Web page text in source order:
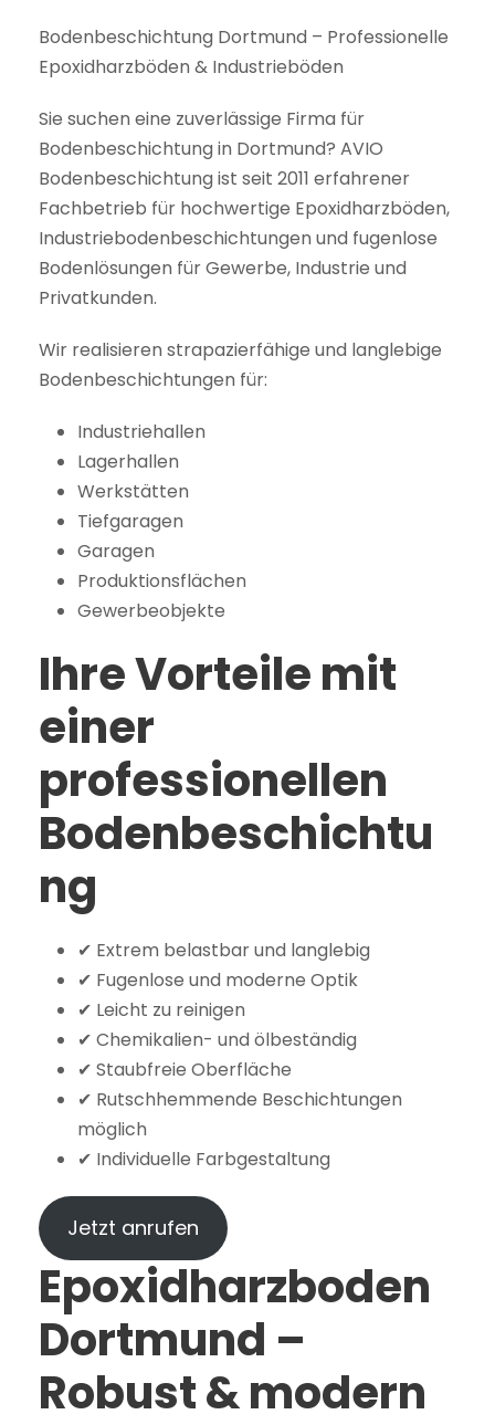
Bodenbeschichtung Dortmund – Professionelle
Epoxidharzböden & Industrieböden
Sie suchen eine zuverlässige Firma für
Bodenbeschichtung in Dortmund? AVIO
Bodenbeschichtung ist seit 2011 erfahrener
Fachbetrieb für hochwertige Epoxidharzböden,
Industriebodenbeschichtungen und fugenlose
Bodenlösungen für Gewerbe, Industrie und
Privatkunden.
Wir realisieren strapazierfähige und langlebige
Bodenbeschichtungen für:
Industriehallen
Lagerhallen
Werkstätten
Tiefgaragen
Garagen
Produktionsflächen
Gewerbeobjekte
Ihre Vorteile mit
einer
professionellen
Bodenbeschichtu
ng
✔ Extrem belastbar und langlebig
✔ Fugenlose und moderne Optik
✔ Leicht zu reinigen
✔ Chemikalien- und ölbeständig
✔ Staubfreie Oberfläche
✔ Rutschhemmende Beschichtungen
möglich
✔ Individuelle Farbgestaltung
Jetzt anrufen
Epoxidharzboden
Dortmund –
Robust & modern